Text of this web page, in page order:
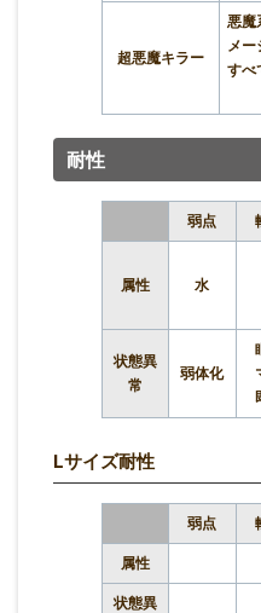
超悪魔キラー
悪魔
メ
すべ
耐性
弱点
属性 水
状態異
常
弱体化
Lサイズ耐性
弱点
属性
状態異